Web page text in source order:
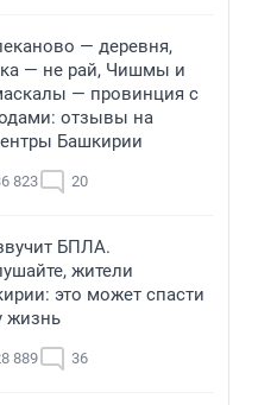
— деревня,
— не рай, Чишмы и
— провинция с
отзывы на
Башкирии
823 20
БПЛА.
жители
это может спасти
жизнь
889 36